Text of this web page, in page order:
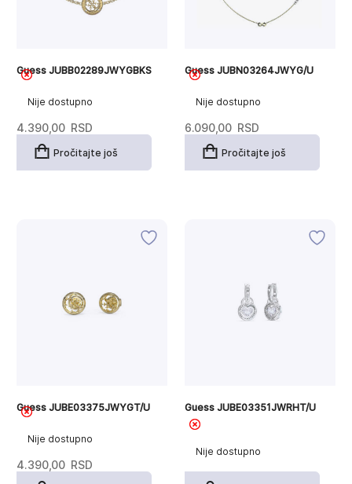
Nije dostupno
Guess JUBB02289JWYGBKS
4.390,00 RSD
Pročitajte još
Nije dostupno
Guess JUBN03264JWYG/U
6.090,00 RSD
Pročitajte još
Nije dostupno
Guess JUBE03375JWYGT/U
4.390,00 RSD
Nije dostupno
Guess JUBE03351JWRHT/U